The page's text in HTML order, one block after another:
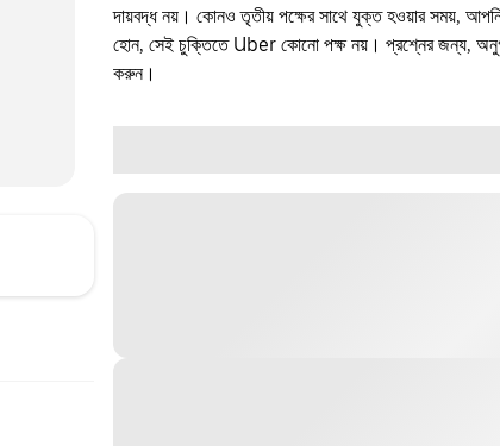
দায়বদ্ধ নয়। কোনও তৃতীয় পক্ষের সাথে যুক্ত হওয়ার সময়,
হোন, সেই চুক্তিতে Uber কোনো পক্ষ নয়। প্রশ্নের জন্য,
করুন।